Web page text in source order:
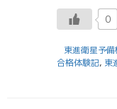
0
東進衛星予
合格体験記, 東